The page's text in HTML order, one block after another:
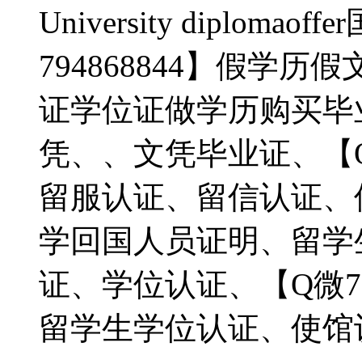
University
794868844】假学历
证学位证做学历购买
凭、、文凭毕业证、
留服认证、留信认证
学回国人员证明、留
证、学位认证、【Q微
留学生学位认证、使